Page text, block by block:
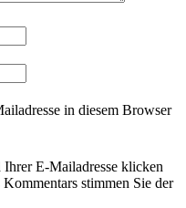
in diesem Browser
E-Mailadresse klicken
stimmen Sie der